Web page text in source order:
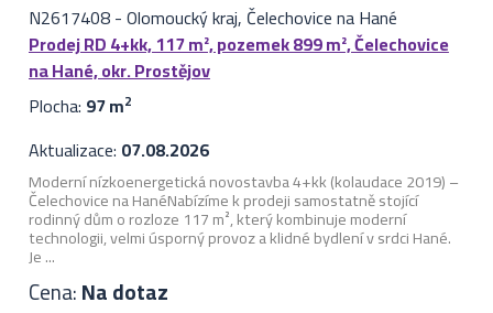
N2617408-Olomoucký kraj, Čelechovice na Hané
Prodej RD 4+kk, 117 m², pozemek 899 m², Čelechovice
na Hané, okr. Prostějov
Plocha: 97 m2
Aktualizace: 07.08.2026
Moderní nízkoenergetická novostavba 4+kk (kolaudace 2019) –
Čelechovice na Hané ​Nabízíme k prodeji samostatně stojící
rodinný dům o rozloze 117 m², který kombinuje moderní
technologii, velmi úsporný provoz a klidné bydlení v srdci Hané.
Je ...
Cena:Na dotaz